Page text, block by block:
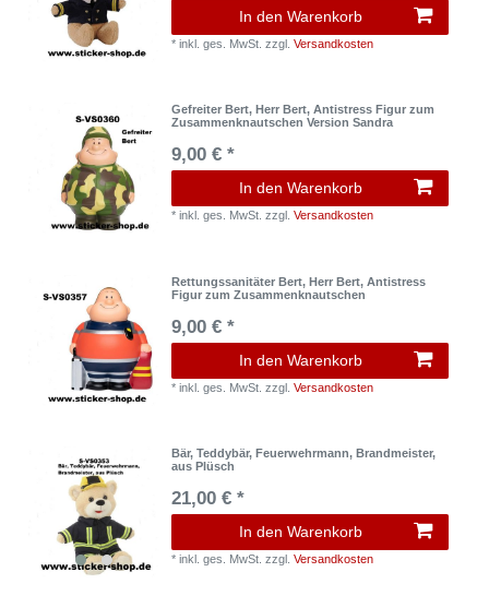
In den Warenkorb
*inkl. ges. MwSt. zzgl.Versandkosten
Gefreiter Bert, Herr Bert, Antistress Figur zum
Zusammenknautschen Version Sandra
9,00 € *
In den Warenkorb
*inkl. ges. MwSt. zzgl.Versandkosten
Rettungssanitäter Bert, Herr Bert, Antistress
Figur zum Zusammenknautschen
9,00 € *
In den Warenkorb
*inkl. ges. MwSt. zzgl.Versandkosten
Bär, Teddybär, Feuerwehrmann, Brandmeister,
aus Plüsch
21,00 € *
In den Warenkorb
*inkl. ges. MwSt. zzgl.Versandkosten